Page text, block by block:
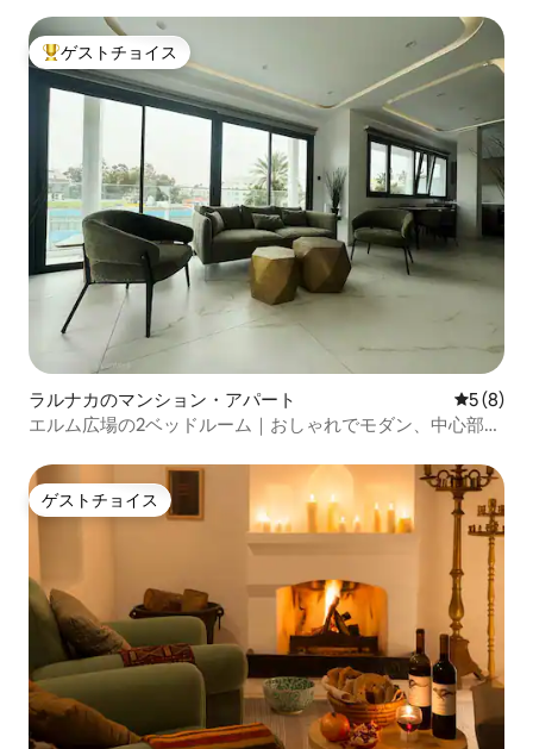
大好評のゲストチョイスです。
ゲストチョイス
ラルナカのマンション・アパート レビュー
5 (8)
エルム広場の2ベッドルーム｜おしゃれでモダン、中心部に
ゲストチョイス
ゲストチョイス